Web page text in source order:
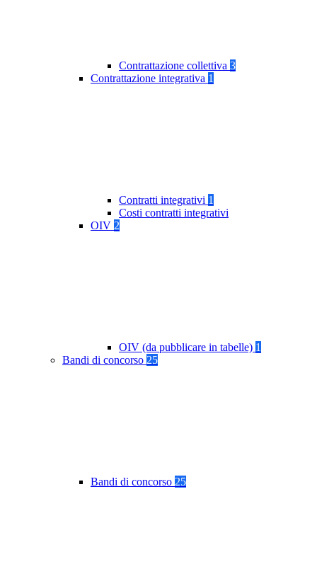
Contrattazione collettiva 3
Contrattazione integrativa 1
Contratti integrativi 1
Costi contratti integrativi
OIV 2
OIV (da pubblicare in tabelle) 1
Bandi di concorso 25
Bandi di concorso 25